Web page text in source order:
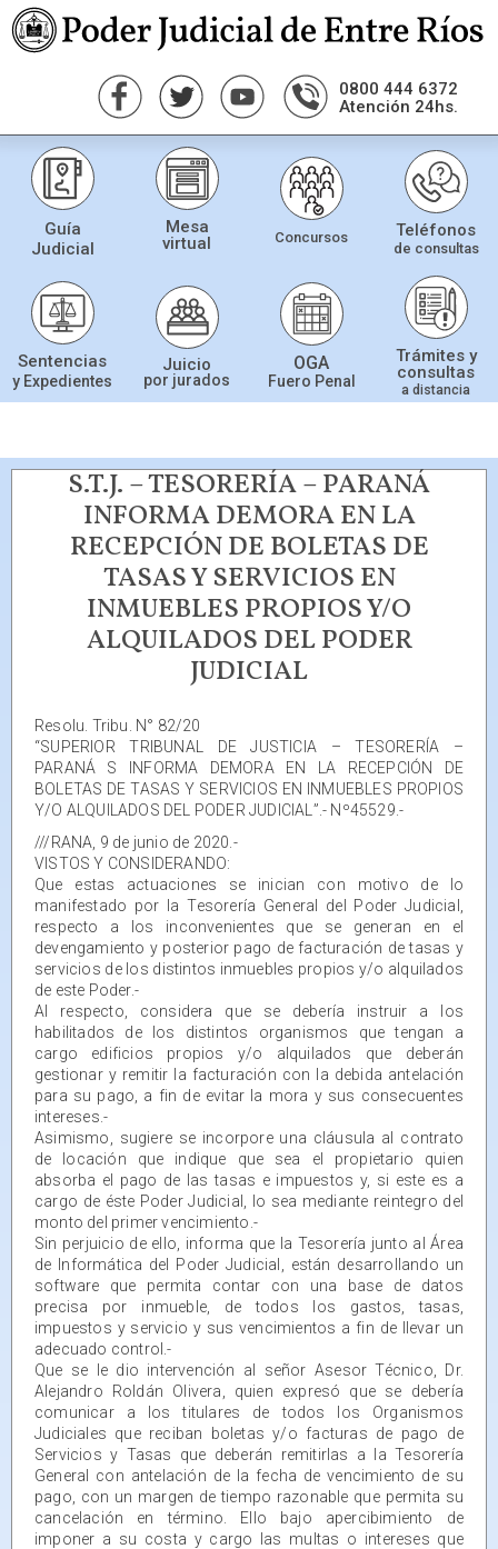
0800 444 6372
Atención 24hs.
Guía
Judicial
Mesa
virtual
Concursos Teléfonos
de consultas
Sentencias
y Expedientes
Juicio
por jurados
OGA
Fuero Penal
Trámites y
consultas
a distancia
S.T.J. – TESORERÍA – PARANÁ
INFORMA DEMORA EN LA
RECEPCIÓN DE BOLETAS DE
TASAS Y SERVICIOS EN
INMUEBLES PROPIOS Y/O
ALQUILADOS DEL PODER
JUDICIAL
Resolu. Tribu. N° 82/20
“SUPERIOR TRIBUNAL DE JUSTICIA – TESORERÍA –
PARANÁ S INFORMA DEMORA EN LA RECEPCIÓN DE
BOLETAS DE TASAS Y SERVICIOS EN INMUEBLES PROPIOS
Y/O ALQUILADOS DEL PODER JUDICIAL”.- Nº45529.-
///RANA, 9 de junio de 2020.-
VISTOS Y CONSIDERANDO:
Que estas actuaciones se inician con motivo de lo
manifestado por la Tesorería General del Poder Judicial,
respecto a los inconvenientes que se generan en el
devengamiento y posterior pago de facturación de tasas y
servicios de los distintos inmuebles propios y/o alquilados
de este Poder.-
Al respecto, considera que se debería instruir a los
habilitados de los distintos organismos que tengan a
cargo edificios propios y/o alquilados que deberán
gestionar y remitir la facturación con la debida antelación
para su pago, a fin de evitar la mora y sus consecuentes
intereses.-
Asimismo, sugiere se incorpore una cláusula al contrato
de locación que indique que sea el propietario quien
absorba el pago de las tasas e impuestos y, si este es a
cargo de éste Poder Judicial, lo sea mediante reintegro del
monto del primer vencimiento.-
Sin perjuicio de ello, informa que la Tesorería junto al Área
de Informática del Poder Judicial, están desarrollando un
software que permita contar con una base de datos
precisa por inmueble, de todos los gastos, tasas,
impuestos y servicio y sus vencimientos a fin de llevar un
adecuado control.-
Que se le dio intervención al señor Asesor Técnico, Dr.
Alejandro Roldán Olivera, quien expresó que se debería
comunicar a los titulares de todos los Organismos
Judiciales que reciban boletas y/o facturas de pago de
Servicios y Tasas que deberán remitirlas a la Tesorería
General con antelación de la fecha de vencimiento de su
pago, con un margen de tiempo razonable que permita su
cancelación en término. Ello bajo apercibimiento de
imponer a su costa y cargo las multas o intereses que